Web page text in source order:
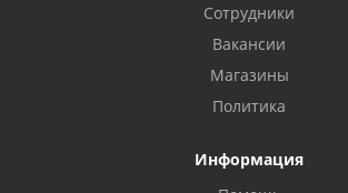
Сотрудники
Вакансии
Магазины
Политика
Информация